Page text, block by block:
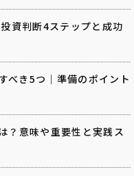
資判断4ステップと成功
き5つ｜準備のポイント
？意味や重要性と実践ス